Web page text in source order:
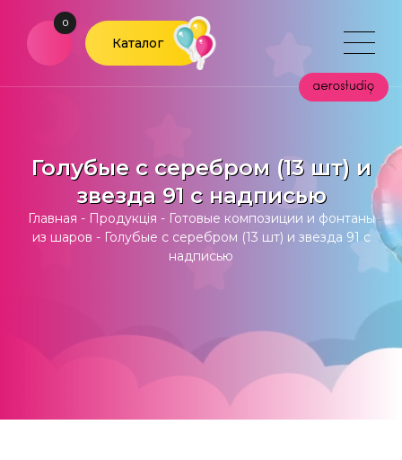
0
Каталог
Голубые с серебром (13 шт) и
звезда 91 с надписью
Главная - Продукція - Готовые композиции и фонтаны
из шаров - Голубые с серебром (13 шт) и звезда 91 с
надписью